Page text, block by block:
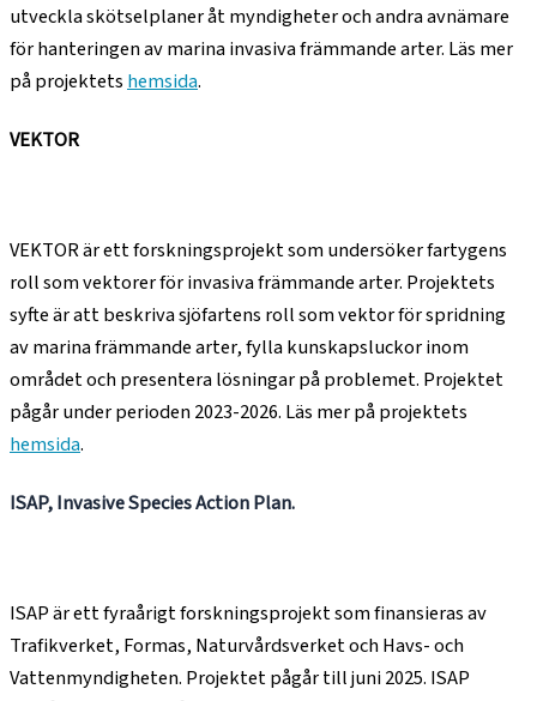
utveckla skötselplaner åt myndigheter och andra avnämare
för hanteringen av marina invasiva främmande arter. Läs mer
på projektetshemsida.
VEKTOR
VEKTOR är ett forskningsprojekt som undersöker fartygens
roll som vektorer för invasiva främmande arter. Projektets
syfte är att beskriva sjöfartens roll som vektor för spridning
av marina främmande arter, fylla kunskapsluckor inom
området och presentera lösningar på problemet. Projektet
pågår under perioden 2023-2026. Läs mer på projektets
hemsida.
ISAP, Invasive Species Action Plan.
ISAP är ett fyraårigt forskningsprojekt som finansieras av
Trafikverket, Formas, Naturvårdsverket och Havs- och
Vattenmyndigheten. Projektet pågår till juni 2025. ISAP